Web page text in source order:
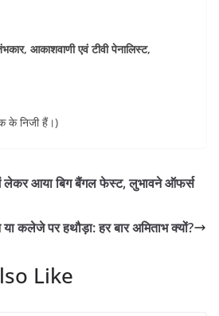
आकाशवाणी एवं टीवी पेनालिस्ट,
के निजी हैं।)
लेकर आया बिग बैंगल फेस्ट, लुभावने ऑफर्स
कलेजे पर हथौड़ा: हर बार अमिताभ क्यों?
Like